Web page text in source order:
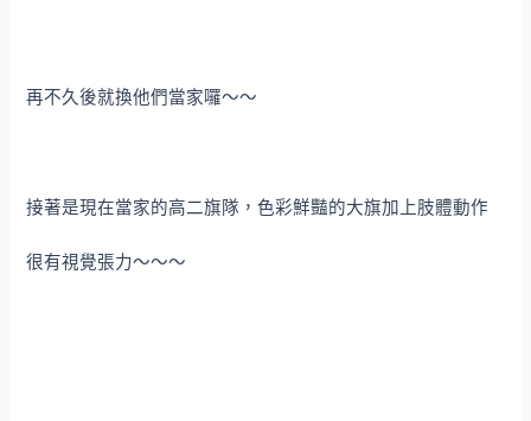
再不久後就換他們當家囉～～
接著是現在當家的高二旗隊，色彩鮮豔的大旗加上肢體動作
很有視覺張力～～～